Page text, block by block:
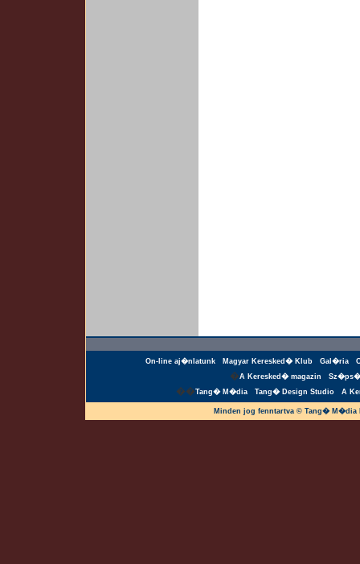
On-line aj�nlatunk Magyar Keresked� Klub Gal�ria
�A Keresked� magazin
��Tang� M�dia Tang� Design Studio A
Minden jog fenntartva © Tang�